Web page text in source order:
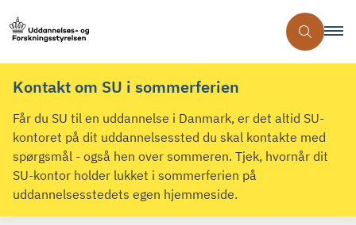
Kontakt om SU i sommerferien
Får du SU til en uddannelse i Danmark, er det altid SU-
kontoret på dit uddannelsessted du skal kontakte med
spørgsmål - også hen over sommeren. Tjek, hvornår dit
SU-kontor holder lukket i sommerferien på
uddannelsesstedets egen hjemmeside.